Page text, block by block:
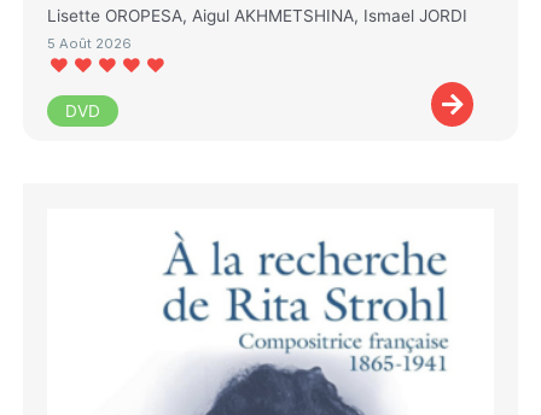
Lisette OROPESA, Aigul AKHMETSHINA, Ismael JORDI
5 Août 2026
DVD